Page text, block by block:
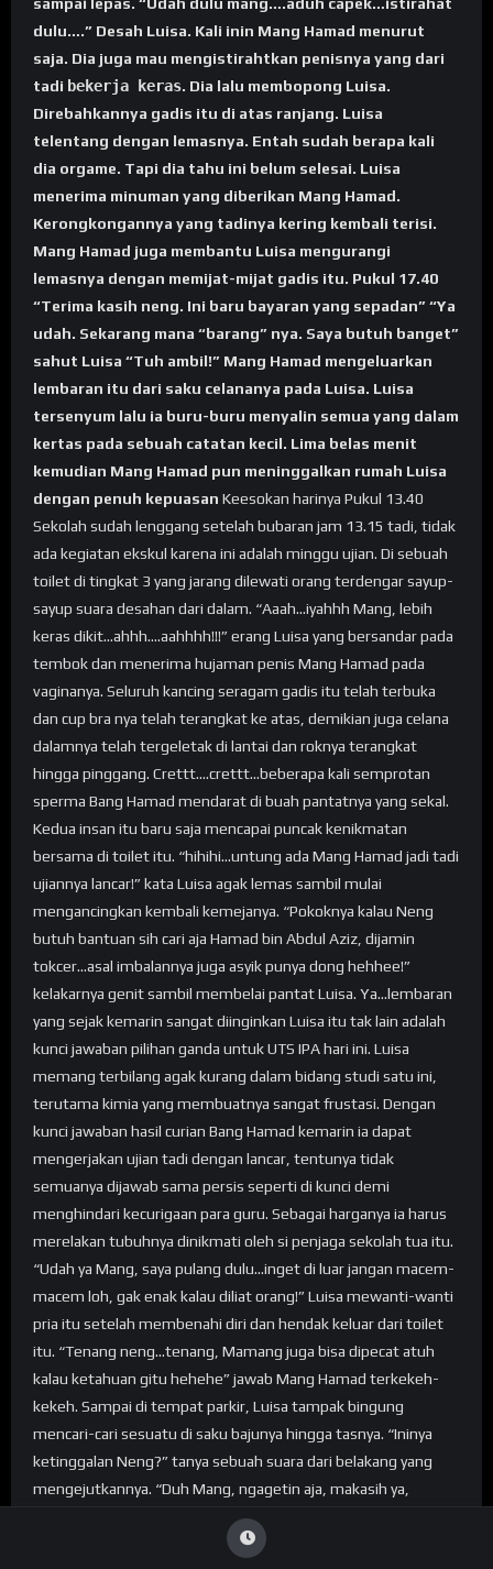
bekerja keras. Dia lalu membopong Luisa.
Direbahkannya gadis itu di atas ranjang. Luisa
telentang dengan lemasnya. Entah sudah berapa kali
dia orgame. Tapi dia tahu ini belum selesai. Luisa
menerima minuman yang diberikan Mang Hamad.
Kerongkongannya yang tadinya kering kembali terisi.
Mang Hamad juga membantu Luisa mengurangi
lemasnya dengan memijat-mijat gadis itu. Pukul 17.40
“Terima kasih neng. Ini baru bayaran yang sepadan” “Ya
udah. Sekarang mana “barang” nya. Saya butuh banget”
sahut Luisa “Tuh ambil!” Mang Hamad mengeluarkan
lembaran itu dari saku celananya pada Luisa. Luisa
tersenyum lalu ia buru-buru menyalin semua yang dalam
kertas pada sebuah catatan kecil. Lima belas menit
kemudian Mang Hamad pun meninggalkan rumah Luisa
dengan penuh kepuasan Keesokan harinya Pukul 13.40
Sekolah sudah lenggang setelah bubaran jam 13.15 tadi, tidak
ada kegiatan ekskul karena ini adalah minggu ujian. Di sebuah
toilet di tingkat 3 yang jarang dilewati orang terdengar sayup-
sayup suara desahan dari dalam. “Aaah…iyahhh Mang, lebih
keras dikit…ahhh….aahhhh!!!” erang Luisa yang bersandar pada
tembok dan menerima hujaman penis Mang Hamad pada
vaginanya. Seluruh kancing seragam gadis itu telah terbuka
dan cup bra nya telah terangkat ke atas, demikian juga celana
dalamnya telah tergeletak di lantai dan roknya terangkat
hingga pinggang. Crettt….crettt…beberapa kali semprotan
sperma Bang Hamad mendarat di buah pantatnya yang sekal.
Kedua insan itu baru saja mencapai puncak kenikmatan
bersama di toilet itu. “hihihi…untung ada Mang Hamad jadi tadi
ujiannya lancar!” kata Luisa agak lemas sambil mulai
mengancingkan kembali kemejanya. “Pokoknya kalau Neng
butuh bantuan sih cari aja Hamad bin Abdul Aziz, dijamin
tokcer…asal imbalannya juga asyik punya dong hehhee!”
kelakarnya genit sambil membelai pantat Luisa. Ya…lembaran
yang sejak kemarin sangat diinginkan Luisa itu tak lain adalah
kunci jawaban pilihan ganda untuk UTS IPA hari ini. Luisa
memang terbilang agak kurang dalam bidang studi satu ini,
terutama kimia yang membuatnya sangat frustasi. Dengan
kunci jawaban hasil curian Bang Hamad kemarin ia dapat
mengerjakan ujian tadi dengan lancar, tentunya tidak
semuanya dijawab sama persis seperti di kunci demi
menghindari kecurigaan para guru. Sebagai harganya ia harus
merelakan tubuhnya dinikmati oleh si penjaga sekolah tua itu.
“Udah ya Mang, saya pulang dulu…inget di luar jangan macem-
macem loh, gak enak kalau diliat orang!” Luisa mewanti-wanti
pria itu setelah membenahi diri dan hendak keluar dari toilet
itu. “Tenang neng…tenang, Mamang juga bisa dipecat atuh
kalau ketahuan gitu hehehe” jawab Mang Hamad terkekeh-
kekeh. Sampai di tempat parkir, Luisa tampak bingung
mencari-cari sesuatu di saku bajunya hingga tasnya. “Ininya
ketinggalan Neng?” tanya sebuah suara dari belakang yang
mengejutkannya. “Duh Mang, ngagetin aja, makasih ya,
kayanya jatuh di atas tadi” Luisa pun menerima kunci mobilnya
dari tangan Mang Hamad lalu menekan remotenya hingga